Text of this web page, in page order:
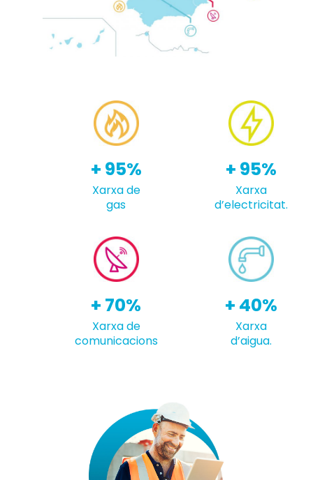
+ 95%
Xarxa de
gas
+ 95%
Xarxa
d’electricitat.
+ 70%
Xarxa de
comunicacions
+ 40%
Xarxa
d’aigua.